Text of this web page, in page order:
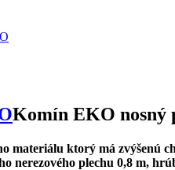
Komín EKO nosný
materiálu ktorý má zvýšenú
nerezového plechu 0,8 m,